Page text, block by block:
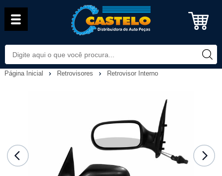
Página Inicial Retrovisores Retrovisor Interno